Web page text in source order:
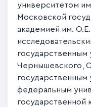
университетом
Московской
академией им.
государственным
Чернышевского,
федеральным
государственной